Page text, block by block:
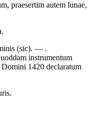
praesertim autem lunae,
.
(sic). — .
instrumentum
1420 declaratum
.